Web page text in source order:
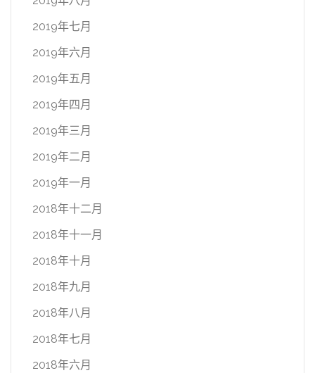
2019年七月
2019年六月
2019年五月
2019年四月
2019年三月
2019年二月
2019年一月
2018年十二月
2018年十一月
2018年十月
2018年九月
2018年八月
2018年七月
2018年六月